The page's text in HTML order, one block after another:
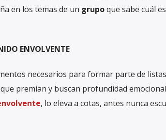
en los temas de un grupoque sabe cuál es
ENVOLVENTE
necesarios para formar parte de listas
premian y buscan profundidad
, lo eleva a cotas, antes nunca